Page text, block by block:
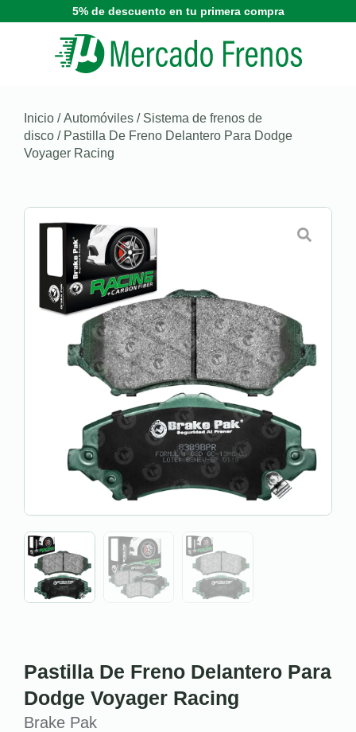
5% de descuento en tu primera compra
Inicio /Automóviles / Sistema de frenos de
disco / Pastilla De Freno Delantero Para Dodge
Voyager Racing
Pastilla De Freno Delantero Para
Dodge Voyager Racing
Brake Pak